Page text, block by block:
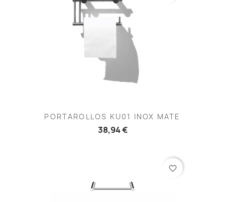
PORTAROLLOS KU01 INOX MATE
38,94 €
favorite_border